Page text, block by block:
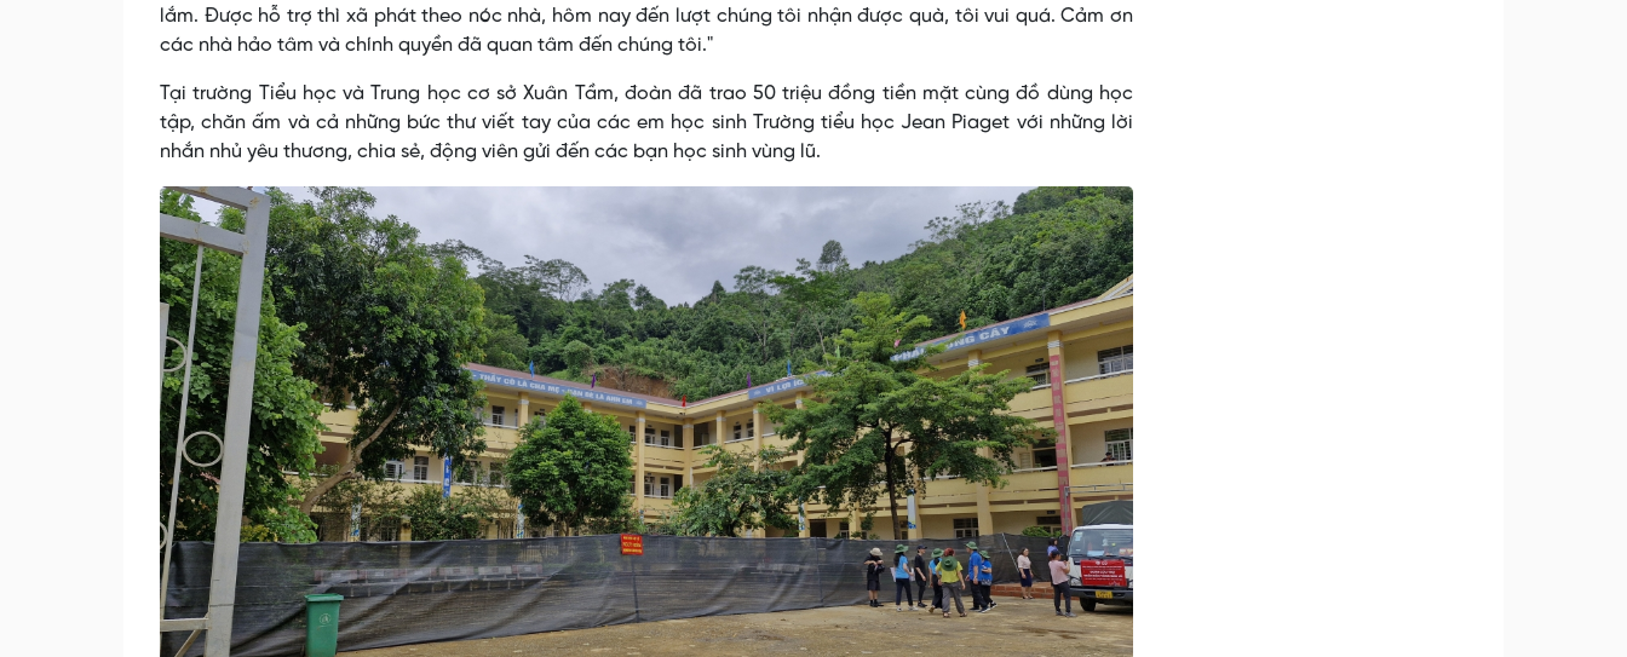
lắm. Được hỗ trợ thì xã phát theo nóc nhà, hôm nay đến lượt chúng tôi nhận được quà, tôi vui quá. Cảm ơn
các nhà hảo tâm và chính quyền đã quan tâm đến chúng tôi."
Tại trường Tiểu học và Trung học cơ sở Xuân Tầm, đoàn đã trao 50 triệu đồng tiền mặt cùng đồ dùng học
tập, chăn ấm và cả những bức thư viết tay của các em học sinh Trường tiểu học Jean Piaget với những lời
nhắn nhủ yêu thương, chia sẻ, động viên gửi đến các bạn học sinh vùng lũ.